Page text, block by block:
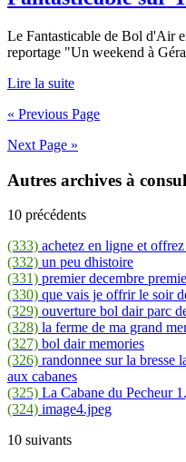
Le Fantasticable de Bol d'Air
reportage "Un weekend à
Lire la suite
« Previous Page
Next Page »
Autres archives à
10 précédents
(333) achetez en ligne et
(332) un peu dhistoire
(331) premier decembre
(330) que vais je offrir le soir
(329) ouverture bol dair parc
(328) la ferme de ma grand
(327) bol dair memories
(326) randonnee sur la bresse
aux cabanes
(325) La Cabane du Pecheur
(324) image4.jpeg
10 suivants